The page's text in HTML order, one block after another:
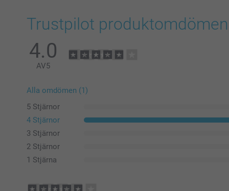
Trustpilot produktomdömen
4.0
AV5
Alla omdömen (1)
5 Stjärnor
4 Stjärnor
3 Stjärnor
2 Stjärnor
1 Stjärna